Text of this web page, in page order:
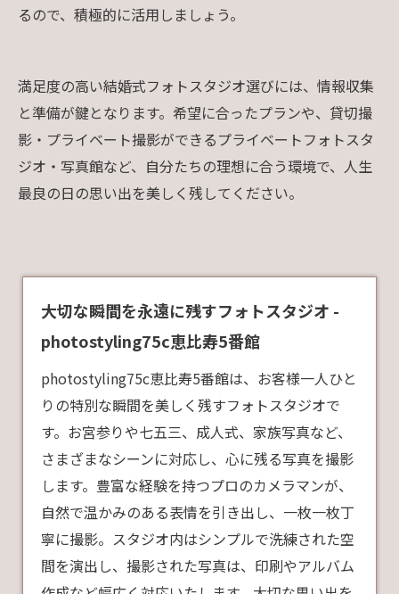
るので、積極的に活用しましょう。
満足度の高い結婚式フォトスタジオ選びには、情報収集
と準備が鍵となります。希望に合ったプランや、貸切撮
影・プライベート撮影ができるプライベートフォトスタ
ジオ・写真館など、自分たちの理想に合う環境で、人生
最良の日の思い出を美しく残してください。
大切な瞬間を永遠に残すフォトスタジオ -
photostyling75c恵比寿5番館
photostyling75c恵比寿5番館は、お客様一人ひと
りの特別な瞬間を美しく残すフォトスタジオで
す。お宮参りや七五三、成人式、家族写真など、
さまざまなシーンに対応し、心に残る写真を撮影
します。豊富な経験を持つプロのカメラマンが、
自然で温かみのある表情を引き出し、一枚一枚丁
寧に撮影。スタジオ内はシンプルで洗練された空
間を演出し、撮影された写真は、印刷やアルバム